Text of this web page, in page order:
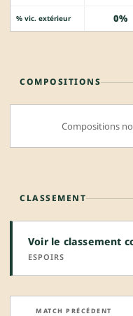
% vic. extérieur 0%
COMPOSITIONS
Compositions
CLASSEMENT
Voir le classement
ESPOIRS
MATCH PRÉCÉDENT